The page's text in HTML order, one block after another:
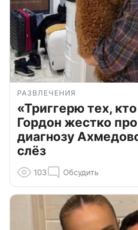
РАЗВЛЕЧЕНИЯ
«Триггерю тех,
Гордон жестко
диагнозу
слёз
103 Обсудить